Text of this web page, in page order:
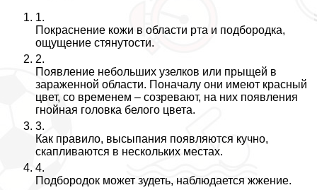
1.
Покраснение кожи в области рта и подбородка,
ощущение стянутости.
2.
Появление небольших узелков или прыщей в
зараженной области. Поначалу они имеют красный
цвет, со временем – созревают, на них появления
гнойная головка белого цвета.
3.
Как правило, высыпания появляются кучно,
скапливаются в нескольких местах.
4.
Подбородок может зудеть, наблюдается жжение.